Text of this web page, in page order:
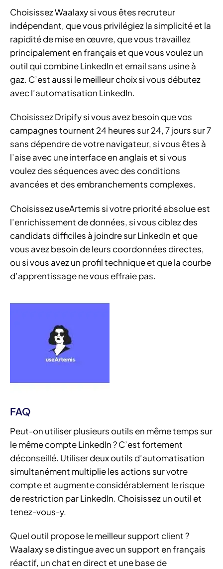
Choisissez Waalaxy si vous êtes recruteur
indépendant, que vous privilégiez la simplicité et la
rapidité de mise en œuvre, que vous travaillez
principalement en français et que vous voulez un
outil qui combine LinkedIn et email sans usine à
gaz. C’est aussi le meilleur choix si vous débutez
avec l’automatisation LinkedIn.
Choisissez Dripify si vous avez besoin que vos
campagnes tournent 24 heures sur 24, 7 jours sur 7
sans dépendre de votre navigateur, si vous êtes à
l’aise avec une interface en anglais et si vous
voulez des séquences avec des conditions
avancées et des embranchements complexes.
Choisissez useArtemis si votre priorité absolue est
l’enrichissement de données, si vous ciblez des
candidats difficiles à joindre sur LinkedIn et que
vous avez besoin de leurs coordonnées directes,
ou si vous avez un profil technique et que la courbe
d’apprentissage ne vous effraie pas.
FAQ
Peut-on utiliser plusieurs outils en même temps sur
le même compte LinkedIn ? C’est fortement
déconseillé. Utiliser deux outils d’automatisation
simultanément multiplie les actions sur votre
compte et augmente considérablement le risque
de restriction par LinkedIn. Choisissez un outil et
tenez-vous-y.
Quel outil propose le meilleur support client ?
Waalaxy se distingue avec un support en français
réactif, un chat en direct et une base de